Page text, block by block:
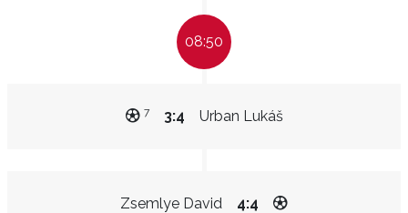
08:50
Urban Lukáš
3:4
7
Zsemlye David 4:4